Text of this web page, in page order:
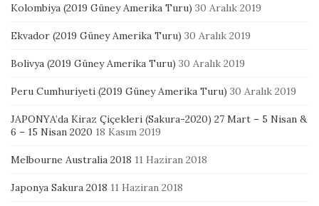
Kolombiya (2019 Güney Amerika Turu) 30 Aralık 2019
Ekvador (2019 Güney Amerika Turu) 30 Aralık 2019
Bolivya (2019 Güney Amerika Turu) 30 Aralık 2019
Peru Cumhuriyeti (2019 Güney Amerika Turu) 30 Aralık 2019
JAPONYA’da Kiraz Çiçekleri (Sakura-2020) 27 Mart – 5 Nisan &
6 – 15 Nisan 2020 18 Kasım 2019
Melbourne Australia 2018 11 Haziran 2018
Japonya Sakura 2018 11 Haziran 2018